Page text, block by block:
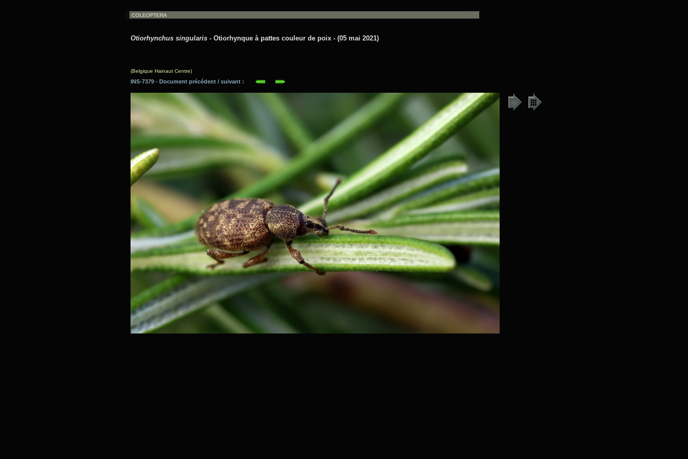
Otiorhynchus singularis - Otiorhynque à pattes couleur de poix - (05 mai 2021)
(Belgique Hainaut Centre)
INS-7379 - Document précédent / suivant :